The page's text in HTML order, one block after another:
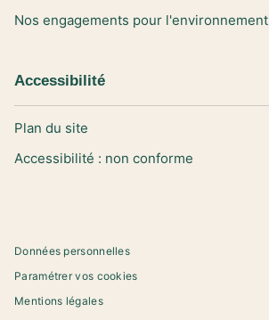
Nos engagements pour l'environnement
Accessibilité
Plan du site
Accessibilité : non conforme
Données personnelles
Paramétrer vos cookies
Mentions légales